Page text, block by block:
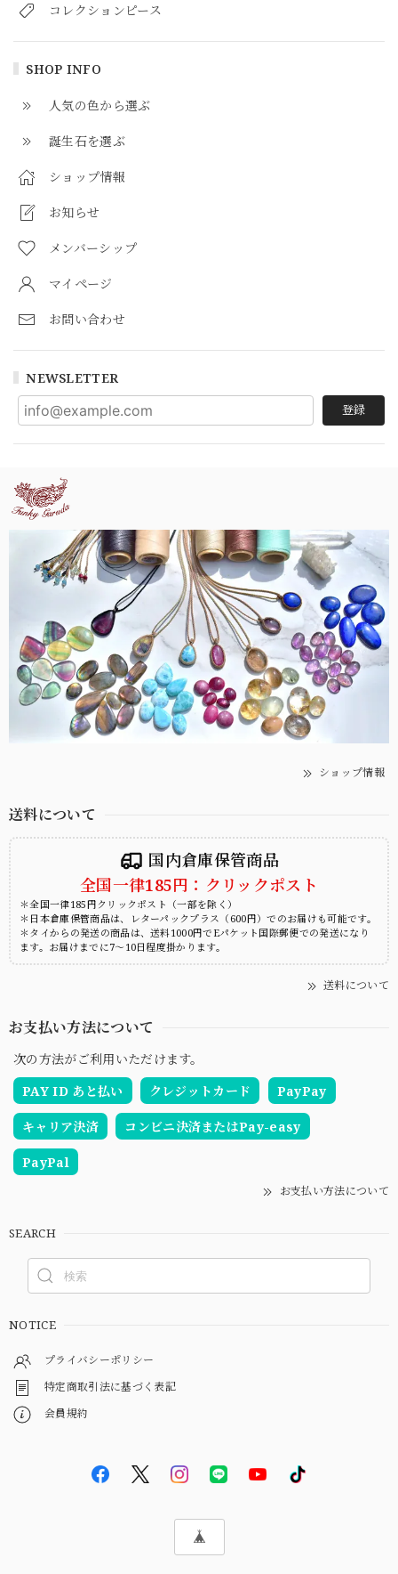
コレクションピース
SHOP INFO
人気の色から選ぶ
誕生石を選ぶ
ショップ情報
お知らせ
メンバーシップ
マイページ
お問い合わせ
NEWSLETTER
登録
ショップ情報
送料について
国内倉庫保管商品
全国一律185円：クリックポスト
＊全国一律185円クリックポスト（一部を除く）
＊日本倉庫保管商品は、レターパックプラス（600円）でのお届けも可能です。
＊タイからの発送の商品は、送料1000円でEパケット国際郵便での発送になり
ます。お届けまでに7～10日程度掛かります。
送料について
お支払い方法について
次の方法がご利用いただけます。
PAY ID あと払い
クレジットカード PayPay
キャリア決済 コンビニ決済またはPay-easy
PayPal
お支払い方法について
SEARCH
NOTICE
プライバシーポリシー
特定商取引法に基づく表記
会員規約